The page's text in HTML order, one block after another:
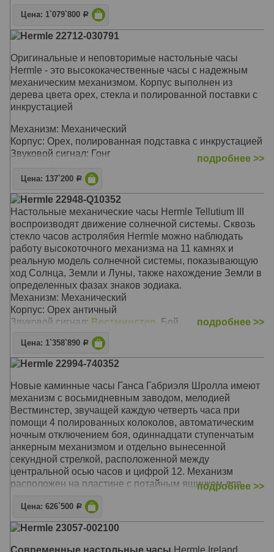
имеется функция автоматического ночного отключения
Корпус: Вишня, хрустальный купол
Размер: 35 х 29 х 29 см
Цена: 1`079`800 Р
Hermle 22712-030791
Оригинальные и неповторимые настольные часы
Hermle - это высококачественные часы с надежным
механическим механизмом. Корпус выполнен из
дерева цвета орех, стекла и полированной поставки с
инкрустацией
Механизм: Механический
Корпус: Орех, полированная подставка с инкрустацией
Звуковой сигнал: Гонг
подробнее >>
Цена: 137`200 Р
Hermle 22948-Q10352
Настольные механические часы Hermle Tellutium III
воспроизводят движение солнечной системы. Сквозь
стекло часов астролябия Hermle можно наблюдать
работу высокоточного механизма на 11 камнях и
реальную модель солнечной системы, показывающую
ход Солнца, Земли и Луны, также нахождение Земли в
определенных фазах знаков зодиака.
Механизм: Механический
Корпус: Орех античный
Звуковой сигнал: Вестминстер , Бой
Размер: 32 х 32 х 38 см
подробнее >>
Цена: 1`358`890 Р
Hermle 22994-740352
Новые каминные часы Ганса Габриэля Шролла имеют
механизм с восьмидневным заводом, мелодией
Вестминстер, звучащей каждую четверть часа при
помощи 4 полированных колоколов, автоматическим
ночным отключением боя, одиннадцати ступенчатым
анкерным механизмом и отдельно вынесенной
секундной стрелкой, расположенной между
центральной осью часов и цифрой 12. Механизм
расположен на пластине с потайным ящичком для
никелированным латунным ободом филигранной
работы идеально дополняет внешний вид этой
совершенной 'машины времени'. Современный,
минималистский стиль корпуса, выполненный из
подробнее >>
Цена: 626`500 Р
Hermle 23057-002100
Современные настольные часы Hermle Ireland